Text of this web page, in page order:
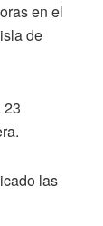
en el
de
23
las